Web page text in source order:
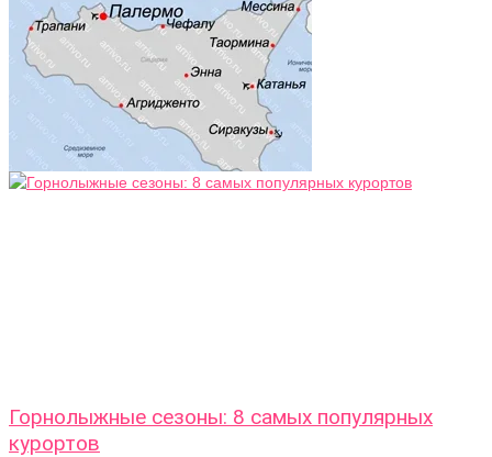
Горнолыжные сезоны: 8 самых популярных
курортов